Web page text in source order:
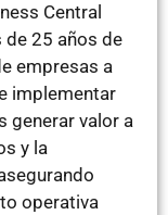
Central
de 25 años de
empresas a
implementar
generar valor a
y la
operativa